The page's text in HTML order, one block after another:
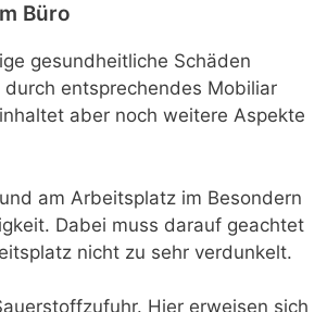
Büro
gesundheitliche Schäden
entsprechendes Mobiliar
aber noch weitere Aspekte
am Arbeitsplatz im Besondern
Dabei muss darauf geachtet
nicht zu sehr verdunkelt.
Hier erweisen sich